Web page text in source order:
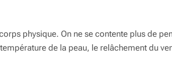
physique. On ne se contente plus de
de la peau, le relâchement du